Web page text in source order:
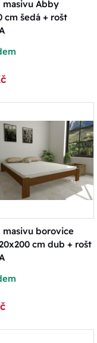
masivu Abby
cm šedá + rošt
masivu borovice
cm dub + rošt